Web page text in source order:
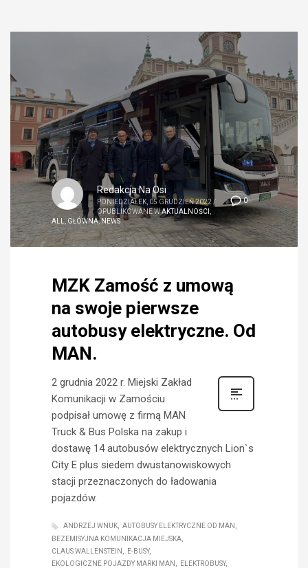
0
Redakcja Na Osi
PONIEDZIAŁEK, 05 GRUDZIEŃ 2022/
OPUBLIKOWANE WAKTUALNOŚCI ,
ALL,GŁÓWNA, NEWS
MZK Zamość z umową
na swoje pierwsze
autobusy elektryczne. Od
MAN.
2 grudnia 2022 r. Miejski Zakład
Komunikacji w Zamościu
podpisał umowę z firmą MAN
Truck & Bus Polska na zakup i
dostawę 14 autobusów elektrycznych Lion`s
City E plus siedem dwustanowiskowych
stacji przeznaczonych do ładowania
pojazdów.
ANDRZEJ WNUK
AUTOBUSY ELEKTRYCZNE OD MAN
BEZEMISYJNA KOMUNIKACJA MIEJSKA
CLAUS WALLENSTEIN
E-BUSY
EKOLOGICZNE POJAZDY MARKI MAN
ELEKTROBUSY